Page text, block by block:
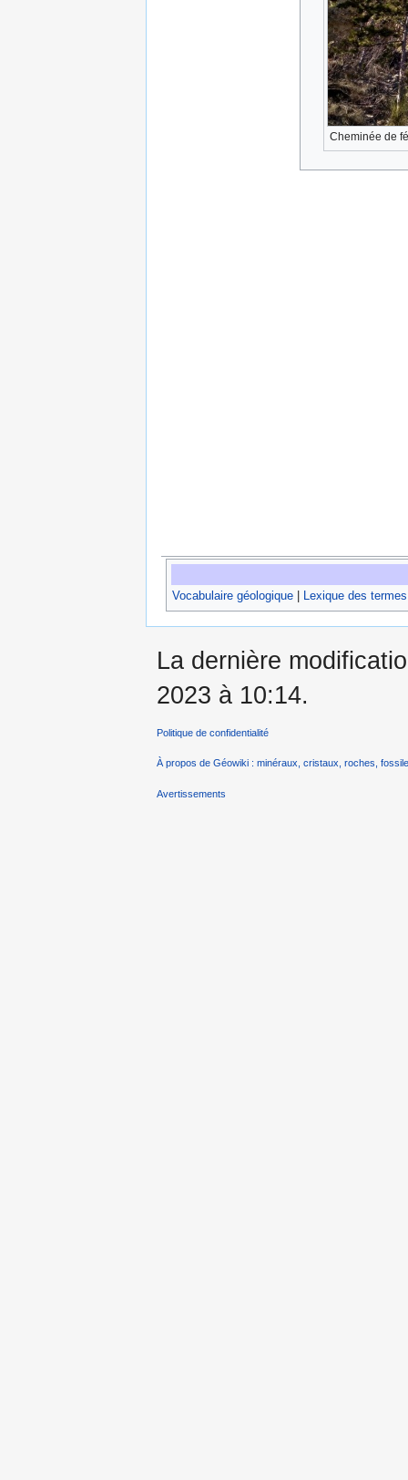
Cheminée de
Vocabulaire géologique Lexique des
La dernière
2023 à 10:14.
Politique de confidentialité
À propos de Géowiki : minéraux, cristaux, roches,
Avertissements